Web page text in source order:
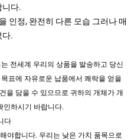
니다.
인정, 완전히 다른 모습 그러나 매
다.
전세계 우리의 상품을 발송하고 당신
표에 자유로운 납품에서 쾌락을 얻을
을 담을 수 있으므로 귀하의 개체가 개
인하시기 바랍니다.
다
야합니다. 우리는 낮은 가치 품목으로